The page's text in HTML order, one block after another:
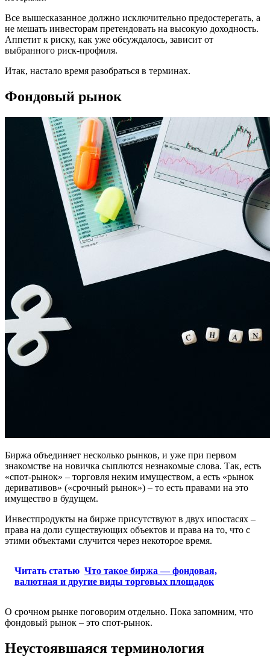
Все вышесказанное должно исключительно предостерегать, а
не мешать инвесторам претендовать на высокую доходность.
Аппетит к риску, как уже обсуждалось, зависит от
выбранного риск-профиля.
Итак, настало время разобраться в терминах.
Фондовый рынок
Биржа объединяет несколько рынков, и уже при первом
знакомстве на новичка сыплются незнакомые слова. Так, есть
«спот-рынок» – торговля неким имуществом, а есть «рынок
деривативов» («срочный рынок») – то есть правами на это
имущество в будущем.
Инвестпродукты на бирже присутствуют в двух ипостасях –
права на доли существующих объектов и права на то, что с
этими объектами случится через некоторое время.
Читать статью Что такое биржа — фондовая,
валютная и другие виды торговых площадок
О срочном рынке поговорим отдельно. Пока запомним, что
фондовый рынок – это спот-рынок.
Неустоявшаяся терминология